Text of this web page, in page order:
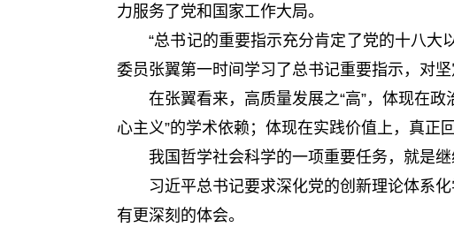
力服务了党和国家工作大局。
“总书记的重要指示充分肯定了党的十八大
委员张翼第一时间学习了总书记重要指示，对
在张翼看来，高质量发展之“高”，体现在政
心主义”的学术依赖；体现在实践价值上，真正
我国哲学社会科学的一项重要任务，就是继
习近平总书记要求深化党的创新理论体系化
有更深刻的体会。